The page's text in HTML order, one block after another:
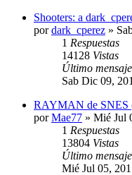
Shooters: a
pordark_cperez »
1 Respuestas
14128 Vistas
Último mensaje
Sab Dic 09,
RAYMAN de SNES
porMae77 » Mié Jul
1 Respuestas
13804 Vistas
Último mensaje
Mié Jul 05,